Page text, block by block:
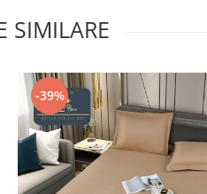
SIMILARE
-39%